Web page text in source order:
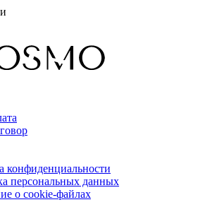
конфиденциальности
персональных данных
о cookie-файлах